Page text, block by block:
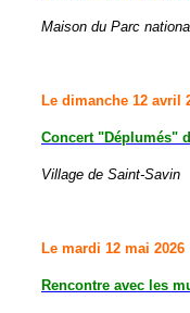
Maison du Parc
Le dimanche 12 avril
Concert "Déplumés"
Village de Saint-Savin
Le mardi 12 mai 2026
Rencontre avec les